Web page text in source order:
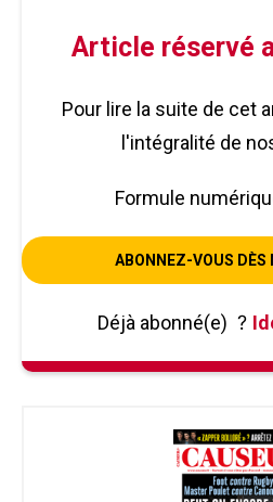
Article réservé
Pour lire la suite de cet
l'intégralité de
Formule
ABONNEZ-VOUS
Déjà abonné(e) ?